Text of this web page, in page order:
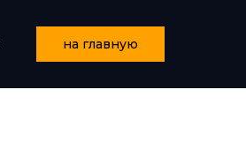
на главную